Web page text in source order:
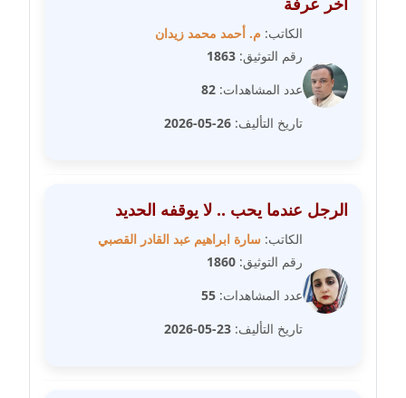
عاملة
مدونة شرف الدين محمد
عاملة
مدونة شريف ابراهيم
عاملة
مدونة شيماء حسني
عاملة
مدونة شيماء عبد المقصود
الكاتب: م. أحمد محمد زيدان
رقم التوثيق: 1863
عدد المشاهدات: 82
تاريخ التأليف: 26-05-2026
الرجل عندما يحب .. لا يوقفه الحديد
الكاتب: سارة ابراهيم عبد القادر القصبي
رقم التوثيق: 1860
عدد المشاهدات: 55
تاريخ التأليف: 23-05-2026